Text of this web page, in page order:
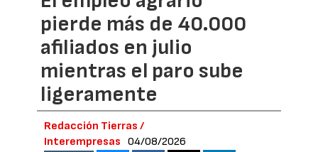
pierde más de 40.000
afiliados en julio
mientras el paro sube
ligeramente
Redacción Tierras /
Interempresas
04/08/2026